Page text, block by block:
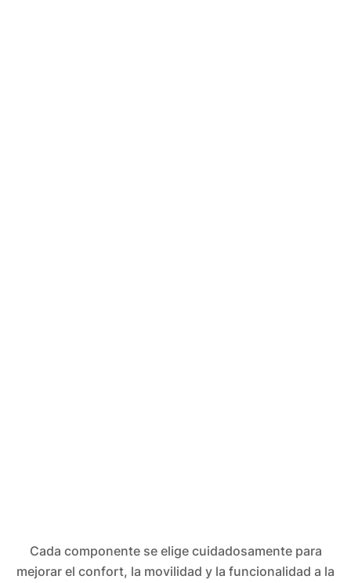
Cada componente se elige cuidadosamente para
mejorar el confort, la movilidad y la funcionalidad a la